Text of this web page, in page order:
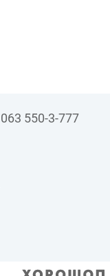
063 550-3-777